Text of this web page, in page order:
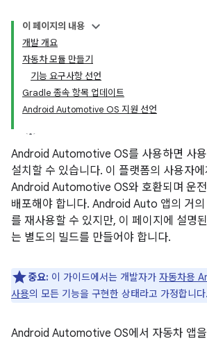
이 페이지의 내용
개발 개요
자동차 모듈 만들기
기능 요구사항 선언
Gradle 종속 항목 업데이트
Android Automotive OS 지원 선언
Android Automotive OS를 사용하면 사
설치할 수 있습니다. 이 플랫폼의 사용자
Android Automotive OS와 호환되며 운
배포해야 합니다. Android Auto 앱의 거
를 재사용할 수 있지만, 이 페이지에 설명
는 별도의 빌드를 만들어야 합니다.
중요: 이 가이드에서는 개발자가 자동차용
사용의 모든 기능을 구현한 상태라고 가정합니다.
Android Automotive OS에서 자동차 앱